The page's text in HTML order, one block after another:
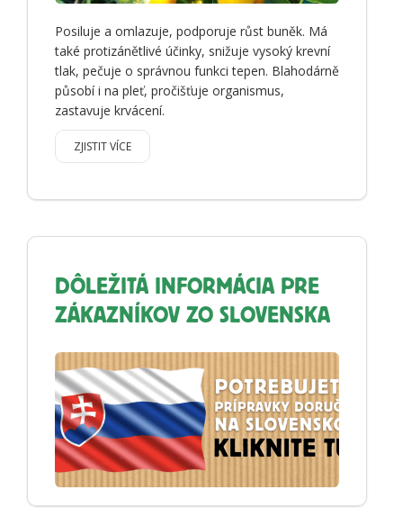
Posiluje a omlazuje, podporuje růst buněk. Má
také protizánětlivé účinky, snižuje vysoký krevní
tlak, pečuje o správnou funkci tepen. Blahodárně
působí i na pleť, pročišťuje organismus,
zastavuje krvácení.
ZJISTIT VÍCE
DÔLEŽITÁ INFORMÁCIA PRE
ZÁKAZNÍKOV ZO SLOVENSKA